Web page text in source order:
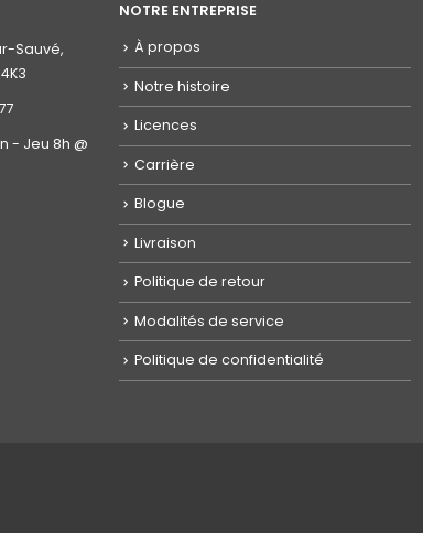
Sauvé,
- Jeu 8h @
NOTRE ENTREPRISE
À propos
Notre histoire
Licences
Carrière
Blogue
Livraison
Politique de retour
Modalités de service
Politique de confidentialité